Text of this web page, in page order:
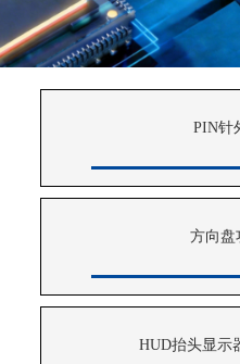
PIN针
方向盘
HUD抬头显示